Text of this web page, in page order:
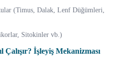
(Timus, Dalak, Lenf Düğümleri,
Sitokinler vb.)
Çalışır? İşleyiş Mekanizması